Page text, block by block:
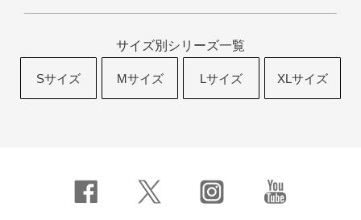
サイズ別シリーズ一覧
Sサイズ Mサイズ Lサイズ XLサイズ